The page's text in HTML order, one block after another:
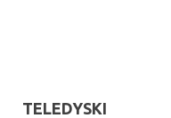
TELEDYSKI